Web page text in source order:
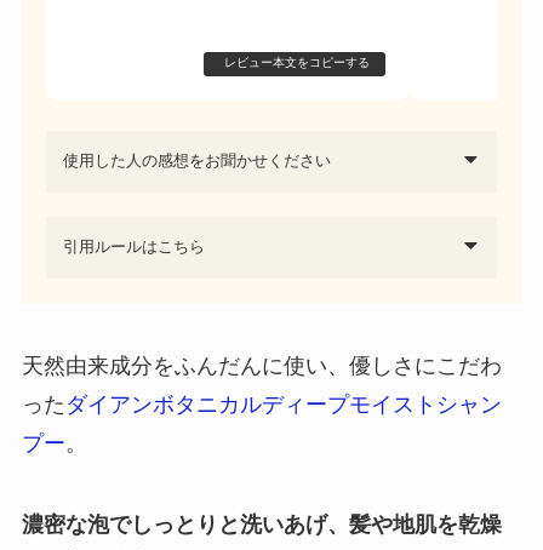
レビュー本文をコピーする
使用した人の感想をお聞かせください
引用ルールはこちら
天然由来成分をふんだんに使い、優しさにこだわ
った ダイアンボタニカルディープモイストシャン
プー。
濃密な泡でしっとりと洗いあげ、髪や地肌を乾燥